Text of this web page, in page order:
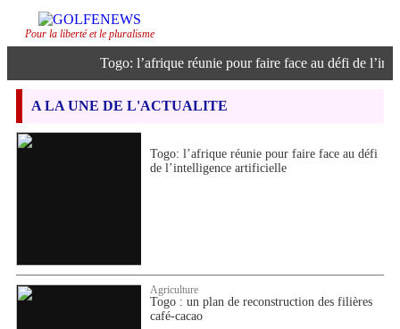
Pour la liberté et le pluralisme
Togo: l’afrique réunie pour faire face au défi de
A LA UNE DE L'ACTUALITE
Togo: l’afrique réunie pour faire face au défi
de l’intelligence artificielle
Agriculture
Togo : un plan de reconstruction des filières
café-cacao